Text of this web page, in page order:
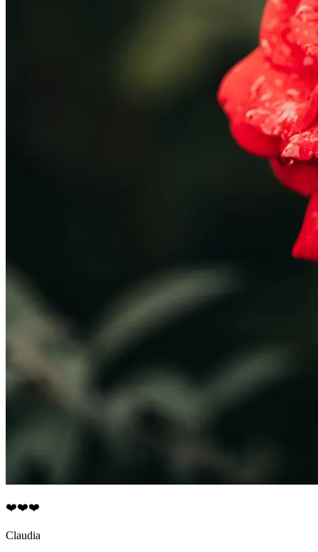
❤️❤️❤️
Claudia